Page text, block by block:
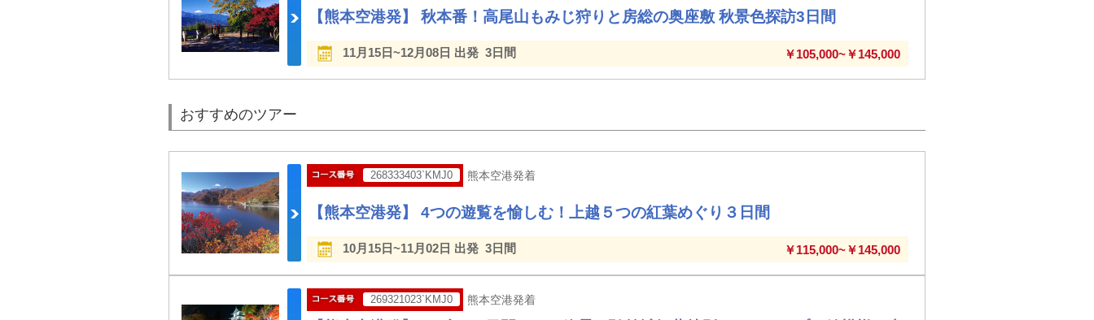
【熊本空港発】 秋本番！高尾山もみじ狩りと房総の奥座敷 秋景色探訪3日間
11月15日~12月08日 出発 3日間 ￥105,000~￥145,000
おすすめのツアー
268333403`KMJ0 熊本空港発着
【熊本空港発】 4つの遊覧を愉しむ！上越５つの紅葉めぐり３日間
10月15日~11月02日 出発 3日間 ￥115,000~￥145,000
269321023`KMJ0 熊本空港発着